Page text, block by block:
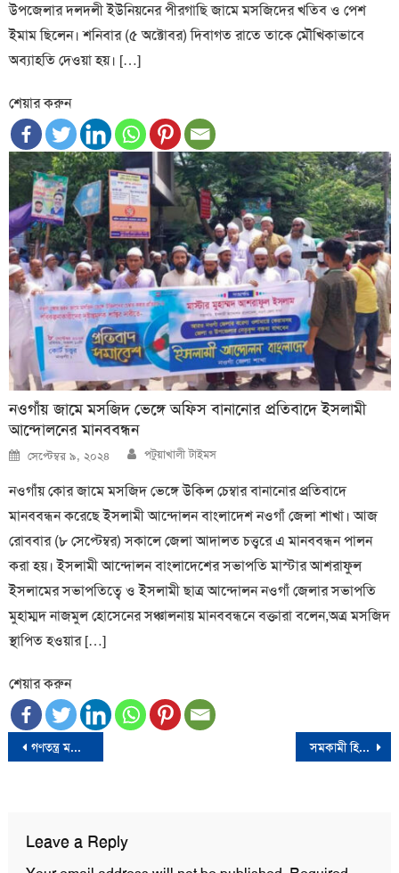
উপজেলার দলদলী ইউনিয়নের পীরগাছি জামে মসজিদের খতিব ও পেশ
ইমাম ছিলেন। শনিবার (৫ অক্টোবর) দিবাগত রাতে তাকে মৌখিকাভাবে
অব্যাহতি দেওয়া হয়। […]
শেয়ার করুন
নওগাঁয় জামে মসজিদ ভেঙ্গে অফিস বানানোর প্রতিবাদে ইসলামী
আন্দোলনের মানববন্ধন
Posted
on
সেপ্টেম্বর ৯, ২০২৪ Author
পটুয়াখালী টাইমস
নওগাঁয় কোর জামে মসজিদ ভেঙ্গে উকিল চেম্বার বানানোর প্রতিবাদে
মানববন্ধন করেছে ইসলামী আন্দোলন বাংলাদেশ নওগাঁ জেলা শাখা। আজ
রোববার (৮ সেপ্টেম্বর) সকালে জেলা আদালত চত্ত্বরে এ মানববন্ধন পালন
করা হয়। ইসলামী আন্দোলন বাংলাদেশের সভাপতি মাস্টার আশরাফুল
ইসলামের সভাপতিত্বে ও ইসলামী ছাত্র আন্দোলন নওগাঁ জেলার সভাপতি
মুহাম্মদ নাজমুল হোসেনের সঞ্চালনায় মানববন্ধনে বক্তারা বলেন,অত্র মসজিদ
স্থাপিত হওয়ার […]
শেয়ার করুন
Post
গণতন্ত্র মঞ্চের বিক্ষোভ মিছিলে পুলিশের বর্বরোচিত হামলায় মির্জা ফখরুলের নিন্দা সমকামী হিসেবে চিহ্নিত হলেই ঘানায় দেওয়া হবে কারাদন্ড
Leave a Reply